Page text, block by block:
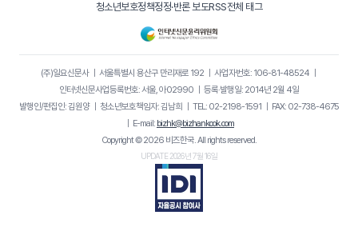
청소년보호정책정정·반론 보도RSS전체 태그
(주)일요신문사｜ 서울특별시 용산구 만리재로 192｜ 사업자번호: 106-81-48524｜
인터넷신문사업등록번호: 서울, 아02990
등록·발행일: 2014년 2월 4일
발행인/편집인: 김원양｜ 청소년보호책임자: 김남희 TEL: 02-2198-1591
FAX: 02-738-4675
E-mail: bizhk@bizhankook.com
Copyright © 2026 비즈한국. All rights reserved.
UPDATE 2026년 7월 16일